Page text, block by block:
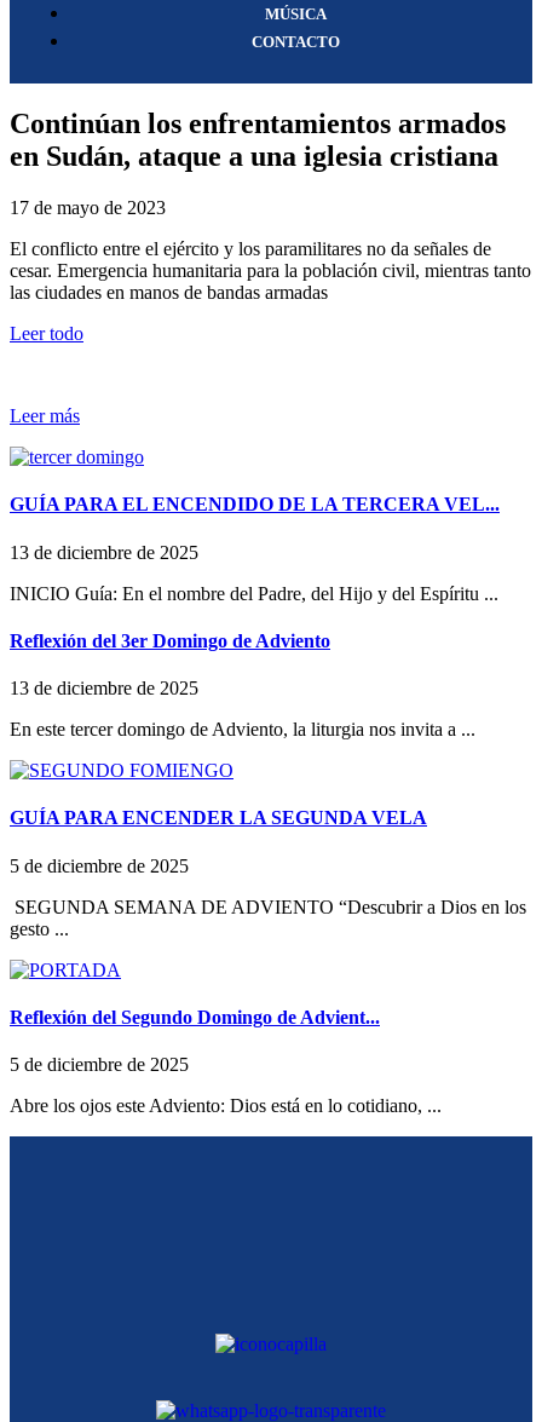
MÚSICA
CONTACTO
Continúan los enfrentamientos armados
en Sudán, ataque a una iglesia cristiana
17 de mayo de 2023
El conflicto entre el ejército y los paramilitares no da señales de
cesar. Emergencia humanitaria para la población civil, mientras tanto
las ciudades en manos de bandas armadas
Leer todo
Leer más
GUÍA PARA EL ENCENDIDO DE LA TERCERA VEL...
13 de diciembre de 2025
INICIO Guía: En el nombre del Padre, del Hijo y del Espíritu ...
Reflexión del 3er Domingo de Adviento
13 de diciembre de 2025
En este tercer domingo de Adviento, la liturgia nos invita a ...
GUÍA PARA ENCENDER LA SEGUNDA VELA
5 de diciembre de 2025
SEGUNDA SEMANA DE ADVIENTO “Descubrir a Dios en los
gesto ...
Reflexión del Segundo Domingo de Advient...
5 de diciembre de 2025
Abre los ojos este Adviento: Dios está en lo cotidiano, ...